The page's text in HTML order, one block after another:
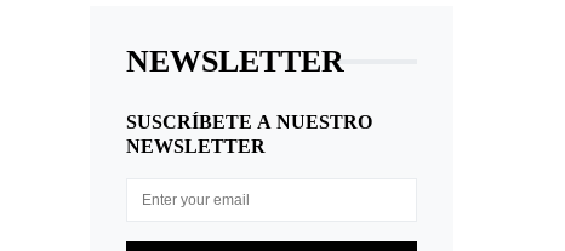
NEWSLETTER
SUSCRÍBETE A NUESTRO
NEWSLETTER